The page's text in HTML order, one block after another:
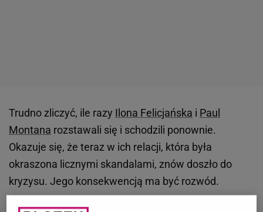
Trudno zliczyć, ile razy Ilona Felicjańska i Paul
Montana rozstawali się i schodzili ponownie.
Okazuje się, że teraz w ich relacji, która była
okraszona licznymi skandalami, znów doszło do
kryzysu. Jego konsekwencją ma być rozwód.